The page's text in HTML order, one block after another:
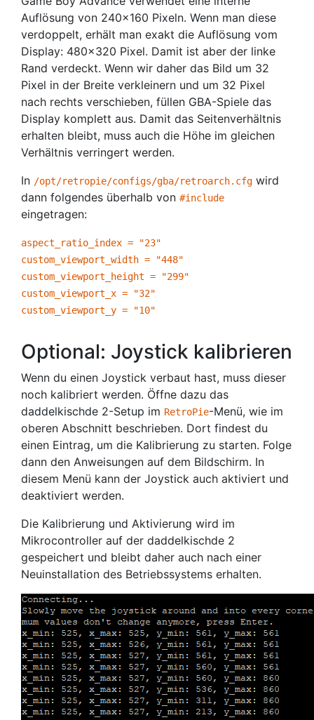
Auflösung von 240×160 Pixeln. Wenn man diese
verdoppelt, erhält man exakt die Auflösung vom
Display: 480×320 Pixel. Damit ist aber der linke
Rand verdeckt. Wenn wir daher das Bild um 32
Pixel in der Breite verkleinern und um 32 Pixel
nach rechts verschieben, füllen GBA-Spiele das
Display komplett aus. Damit das Seitenverhältnis
erhalten bleibt, muss auch die Höhe im gleichen
Verhältnis verringert werden.
In /opt/retropie/configs/gba/retroarch.cfg wird
dann folgendes überhalb von #include
eingetragen:
aspect_ratio_index = "23"
custom_viewport_width = "448"
custom_viewport_height = "299"
custom_viewport_x = "32"
custom_viewport_y = "10"
Optional: Joystick kalibrieren
Wenn du einen Joystick verbaut hast, muss dieser
noch kalibriert werden. Öffne dazu das
daddelkischde 2-Setup im RetroPie-Menü, wie im
oberen Abschnitt beschrieben. Dort findest du
einen Eintrag, um die Kalibrierung zu starten. Folge
dann den Anweisungen auf dem Bildschirm. In
diesem Menü kann der Joystick auch aktiviert und
deaktiviert werden.
Die Kalibrierung und Aktivierung wird im
Mikrocontroller auf der daddelkischde 2
gespeichert und bleibt daher auch nach einer
Neuinstallation des Betriebssystems erhalten.